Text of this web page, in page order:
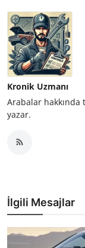
Kronik Uzmanı
Arabalar
yazar.
İlgili Mesajlar